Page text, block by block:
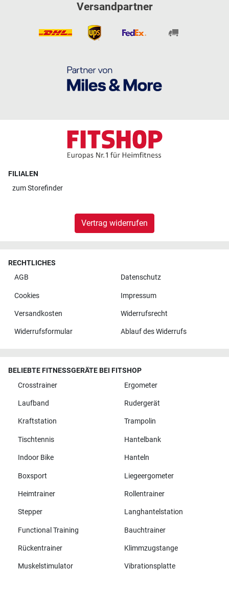
Versandpartner
FILIALEN
zumStorefinder
Vertrag widerrufen
RECHTLICHES
AGB
Datenschutz
Cookies Impressum
Versandkosten Widerrufsrecht
Widerrufsformular Ablauf des Widerrufs
BELIEBTE FITNESSGERÄTE BEI FITSHOP
Crosstrainer
Ergometer
Laufband Rudergerät
Kraftstation Trampolin
Tischtennis Hantelbank
Indoor Bike Hanteln
Boxsport Liegeergometer
Heimtrainer Rollentrainer
Stepper Langhantelstation
Functional Training Bauchtrainer
Rückentrainer Klimmzugstange
Muskelstimulator Vibrationsplatte